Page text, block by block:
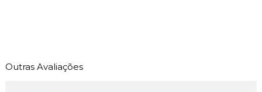
Outras Avaliações